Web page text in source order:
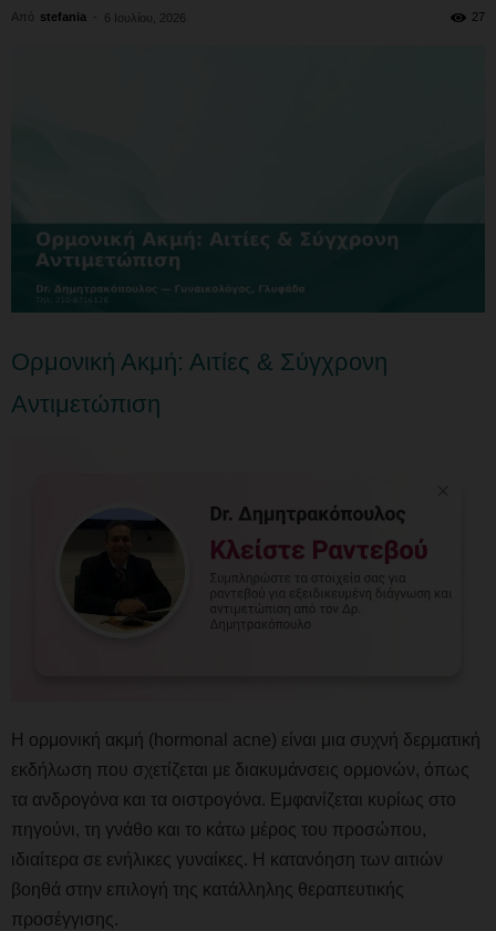
Από stefania - 6 Ιουλίου, 2026 27
Ορμονική Ακμή: Αιτίες & Σύγχρονη
Αντιμετώπιση
Η ορμονική ακμή (hormonal acne) είναι μια συχνή δερματική
εκδήλωση που σχετίζεται με διακυμάνσεις ορμονών, όπως
τα ανδρογόνα και τα οιστρογόνα. Εμφανίζεται κυρίως στο
πηγούνι, τη γνάθο και το κάτω μέρος του προσώπου,
ιδιαίτερα σε ενήλικες γυναίκες. Η κατανόηση των αιτιών
βοηθά στην επιλογή της κατάλληλης θεραπευτικής
προσέγγισης.